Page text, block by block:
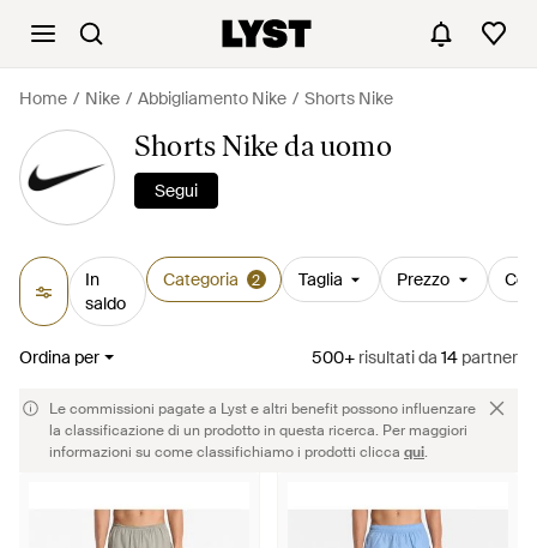
Home Nike Abbigliamento Nike Shorts Nike
Shorts Nike da uomo
Segui
In
saldo
Categoria 2 Taglia Prezzo
Ordina per 500+ risultatida 14 partner
Le commissioni pagate a Lyst e altri benefit possono influenzare
la classificazione di un prodotto in questa ricerca. Per maggiori
informazioni su come classifichiamo i prodotti clicca qui.